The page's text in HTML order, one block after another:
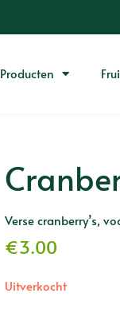
Producten
Verse cranberry’s,
€3.00
Uitverkocht